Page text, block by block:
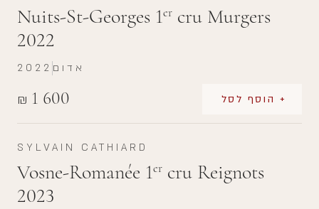
Nuits-St-Georges 1er cru Murgers
2022
₪ 1 600 + הוסף לסל
2022 אדום
SYLVAIN CATHIARD
Vosne-Romanée 1er cru Reignots
2023